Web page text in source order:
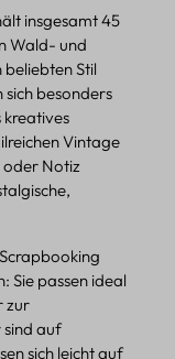
insgesamt 45
Wald- und
Stil
besonders
kreatives
Vintage
oder Notiz
Sie passen ideal
zur
sind auf
sich leicht auf